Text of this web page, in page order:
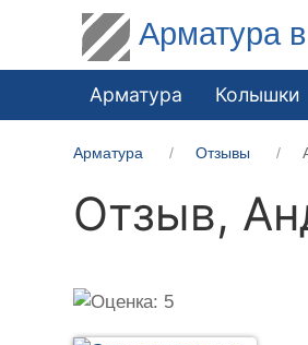
Арматура
Арматура Колышки
Арматура Отзывы
Отзыв,